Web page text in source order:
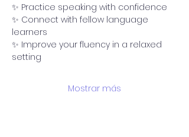
✨ Practice speaking with confidence
✨ Connect with fellow language
learners
✨ Improve your fluency in a relaxed
setting
Mostrar más